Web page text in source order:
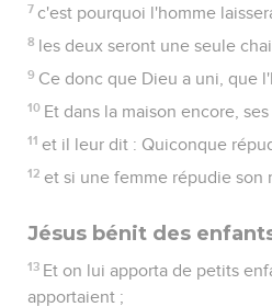
7 c'est pourquoi l'homme
8 les deux seront une seule
9 Ce donc que Dieu a uni, que
10 Et dans la maison encore,
11 et il leur dit : Quiconque
12 et si une femme répudie son
Jésus bénit des
13 Et on lui apporta de petits
apportaient ;